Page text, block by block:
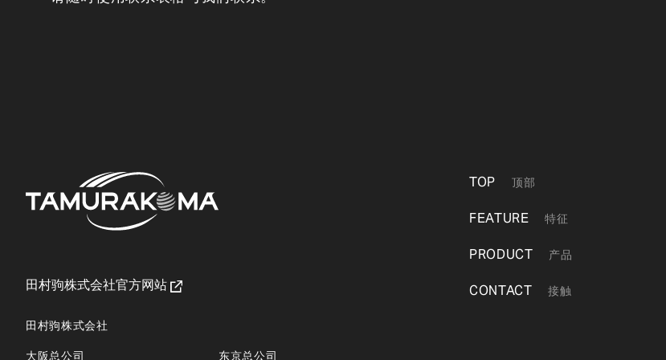
田村驹株式会社官方网站
田村驹株式会社
大阪总公司 东京总公司
TOP 顶部
FEATURE 特征
PRODUCT 产品
CONTACT 接触